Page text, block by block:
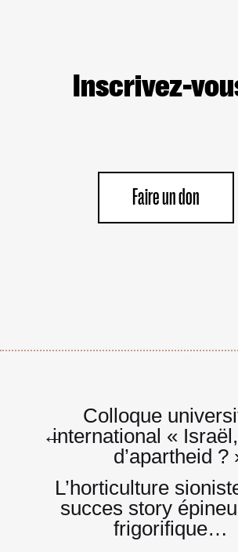
Inscrivez-
Faire un don
Navigation
de
l’article
←
Colloque
international «
d’apartheid ?
L’horticulture
succes story
frigorifique…